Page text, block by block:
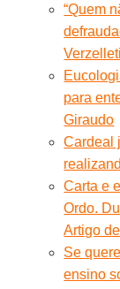
“Quem
Verzelleti
para
Giraudo
Cardeal
Carta e
Ordo.
Artigo
Se
ensino